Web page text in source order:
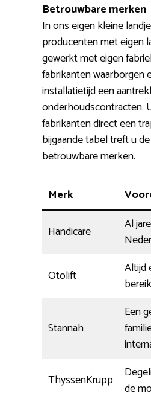
Betrouwbare merken
In ons eigen kleine
producenten met eigen
gewerkt met eigen
fabrikanten waarborgen
installatietijd een
onderhoudscontracten.
fabrikanten direct een
bijgaande tabel treft u
betrouwbare merken.
Merk
Handicare
Al
Otolift
Altijd
Stannah
Een
ThyssenKrupp
de